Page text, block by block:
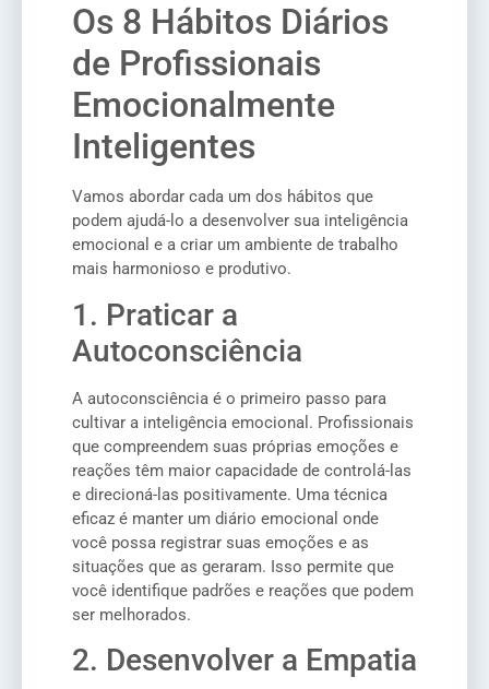
Os 8 Hábitos Diários
de Profissionais
Emocionalmente
Inteligentes
Vamos abordar cada um dos hábitos que
podem ajudá-lo a desenvolver sua inteligência
emocional e a criar um ambiente de trabalho
mais harmonioso e produtivo.
1. Praticar a
Autoconsciência
A autoconsciência é o primeiro passo para
cultivar a inteligência emocional. Profissionais
que compreendem suas próprias emoções e
reações têm maior capacidade de controlá-las
e direcioná-las positivamente. Uma técnica
eficaz é manter um diário emocional onde
você possa registrar suas emoções e as
situações que as geraram. Isso permite que
você identifique padrões e reações que podem
ser melhorados.
2. Desenvolver a Empatia